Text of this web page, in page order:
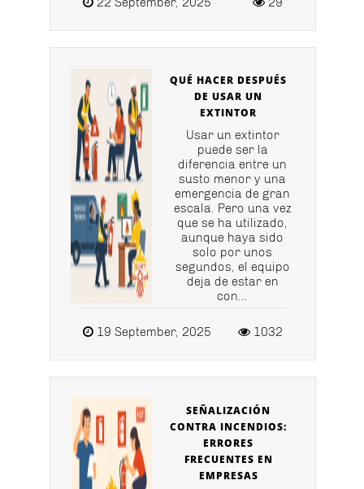
QUÉ HACER DESPUÉS
DE USAR UN
EXTINTOR
Usar un extintor
puede ser la
diferencia entre un
susto menor y una
emergencia de gran
escala. Pero una vez
que se ha utilizado,
aunque haya sido
solo por unos
segundos, el equipo
deja de estar en
con...
19 September, 2025 1032
SEÑALIZACIÓN
CONTRA INCENDIOS:
ERRORES
FRECUENTES EN
EMPRESAS